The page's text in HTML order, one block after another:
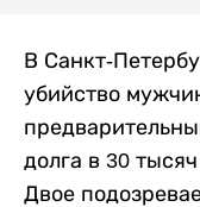
В Санкт-
убийство
долга в 30
Двое